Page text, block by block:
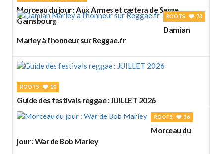
Morceau du jour : Aux Armes et cætera de Serge
Gainsbourg
ROOTS 73
Damian
Marley à l'honneur sur Reggae.fr
ROOTS 10
Guide des festivals reggae : JUILLET 2026
ROOTS 56
Morceau du
jour : War de Bob Marley